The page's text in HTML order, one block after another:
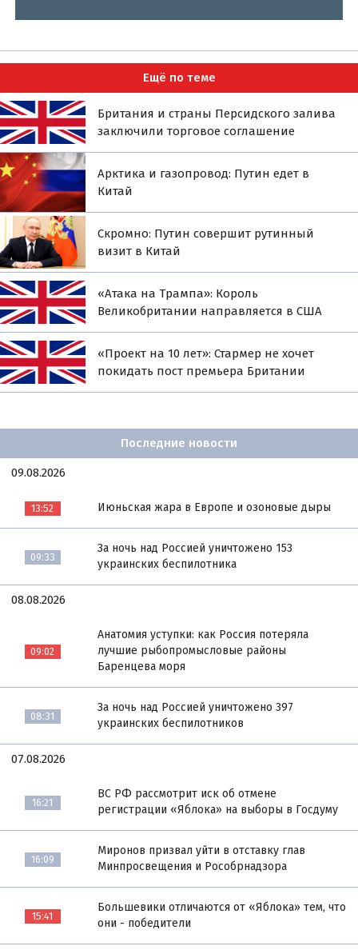
Ещё по теме
Британия и страны Персидского залива
заключили торговое соглашение
Арктика и газопровод: Путин едет в
Китай
Скромно: Путин совершит рутинный
визит в Китай
«Атака на Трампа»: Король
Великобритании направляется в США
«Проект на 10 лет»: Стармер не хочет
покидать пост премьера Британии
Последние новости
09.08.2026
13:52 Июньская жара в Европе и озоновые дыры
09:33
За ночь над Россией уничтожено 153
украинских беспилотника
08.08.2026
09:02
Анатомия уступки: как Россия потеряла
лучшие рыбопромысловые районы
Баренцева моря
08:31
За ночь над Россией уничтожено 397
украинских беспилотников
07.08.2026
16:21
ВС РФ рассмотрит иск об отмене
регистрации «Яблока» на выборы в Госдуму
16:09
Миронов призвал уйти в отставку глав
Минпросвещения и Рособрнадзора
15:41
Большевики отличаются от «Яблока» тем, что
они - победители